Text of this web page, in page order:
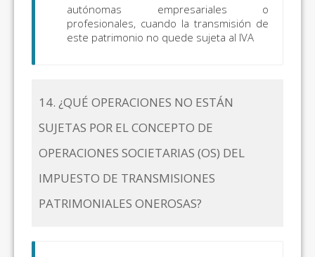
autónomas empresariales o
profesionales, cuando la transmisión de
este patrimonio no quede sujeta al IVA
14. ¿QUÉ OPERACIONES NO ESTÁN
SUJETAS POR EL CONCEPTO DE
OPERACIONES SOCIETARIAS (OS) DEL
IMPUESTO DE TRANSMISIONES
PATRIMONIALES ONEROSAS?